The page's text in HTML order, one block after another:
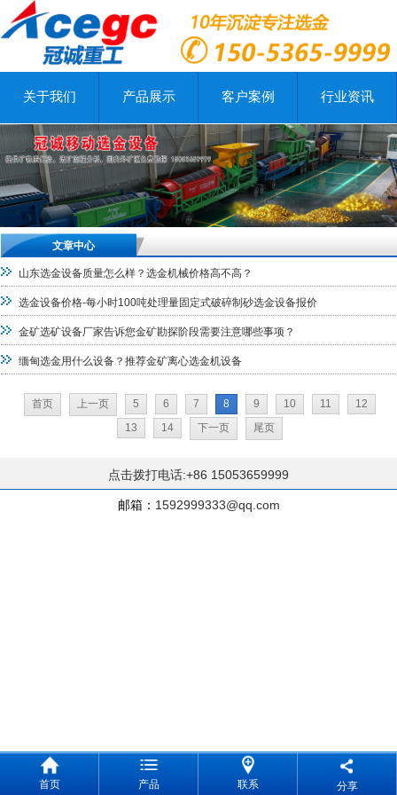
关于我们 产品展示 客户案例 行业资讯
文章中心
山东选金设备质量怎么样？选金机械价格高不高？
选金设备价格-每小时100吨处理量固定式破碎制砂选金设备报价
金矿选矿设备厂家告诉您金矿勘探阶段需要注意哪些事项？
缅甸选金用什么设备？推荐金矿离心选金机设备
首页 上一页 5 6 7 8 9 10 11
12
13
14 下一页 尾页
点击拨打电话:+86 15053659999
邮箱： 1592999333@qq.com
首页 产品 联系 分享